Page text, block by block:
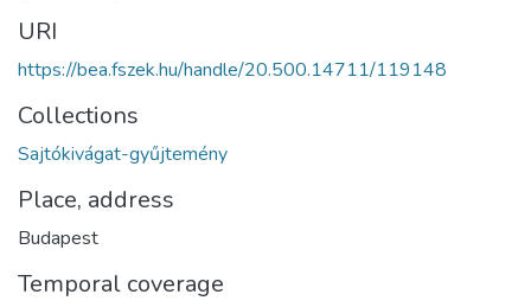
URI
https://bea.fszek.hu/handle/20.500.14711/119148
Collections
Sajtókivágat-gyűjtemény
Place, address
Budapest
Temporal coverage